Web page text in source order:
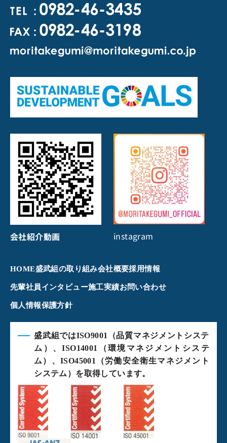
会社紹介動画 instagram
HOME盛武組の取り組み会社概要採用情報
先輩社員インタビュー施工実績お問い合わせ
個人情報保護方針
盛武組ではISO9001（品質マネジメントシステ
ム）、ISO14001（環境マネジメントシステ
ム）、ISO45001（労働安全衛生マネジメント
システム）を取得しています。